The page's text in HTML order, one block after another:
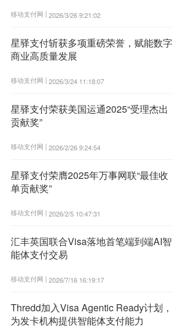
移动支付网 | 2026/3/26 9:21:02
星驿支付斩获多项重磅荣誉，赋能数字
商业高质量发展
移动支付网 | 2026/3/24 11:18:07
星驿支付荣获美国运通2025“受理杰出
贡献奖”
移动支付网 | 2026/2/26 9:24:54
星驿支付荣膺2025年万事网联“最佳收
单贡献奖”
移动支付网 | 2026/2/5 10:47:31
汇丰英国联合Visa落地首笔端到端AI智
能体支付交易
移动支付网 | 2026/7/16 16:19:17
Thredd加入Visa Agentic Ready计划，
为发卡机构提供智能体支付能力